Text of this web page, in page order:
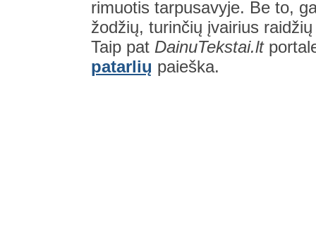
rimuotis tarpusavyje. Be to,
žodžių, turinčių įvairius
Taip pat DainuTekstai.lt
patarlių paieška.